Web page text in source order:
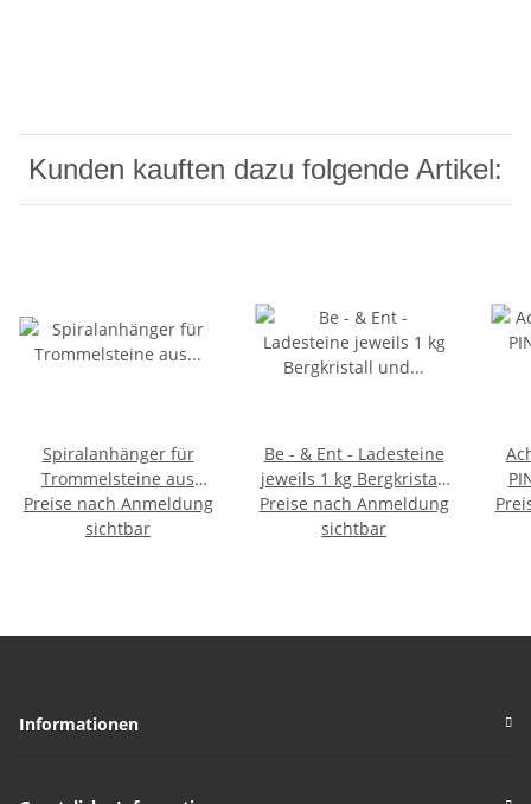
Kunden kauften dazu folgende Artikel:
Spiralanhänger für
Trommelsteine aus
goldfarbenen Metall ca.
35 mm
Preise nach Anmeldung
sichtbar
Be - & Ent - Ladesteine
jeweils 1 kg Bergkristall
und Hämatit mit
Anleitung
Preise nach Anmeldung
sichtbar
Informationen